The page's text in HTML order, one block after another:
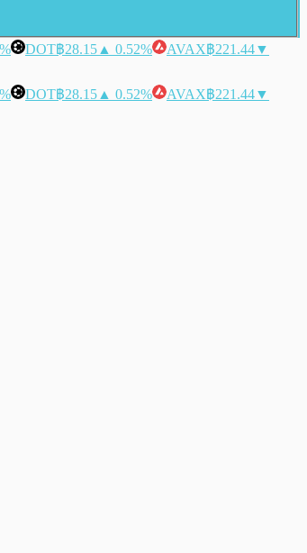
DOT฿28.15 ▲ 0.52% AVAX฿221.44▼
DOT฿28.15 ▲ 0.52% AVAX฿221.44▼